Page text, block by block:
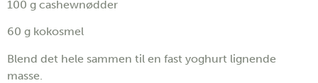
100 g cashewnødder
60 g kokosmel
Blend det hele sammen til en fast yoghurt lignende
masse.